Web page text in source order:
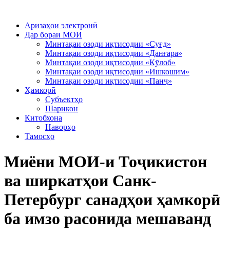
Аризаҳои электронӣ
Дар бораи МОИ
Минтақаи озоди иқтисодии «Суғд»
Минтақаи озоди иқтисодии «Данғара»
Минтақаи озоди иқтисодии «Кӯлоб»
Минтақаи озоди иқтисодии «Ишкошим»
Минтақаи озоди иқтисодии «Панҷ»
Ҳамкорӣ
Субъектҳо
Шарикон
Китобхона
Наворҳо
Тамосҳо
Миёни МОИ-и Тоҷикистон
ва ширкатҳои Санк-
Петербург санадҳои ҳамкорӣ
ба имзо расонида мешаванд